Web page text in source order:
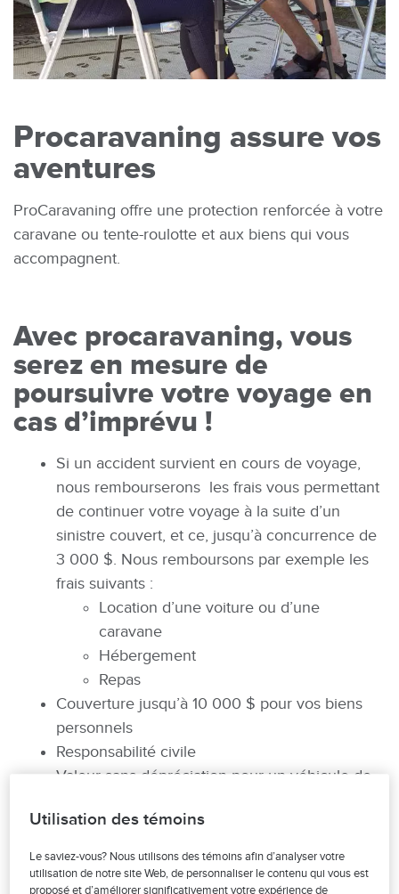
Procaravaning assure vos
aventures
ProCaravaning offre une protection renforcée à votre
caravane ou tente-roulotte et aux biens qui vous
accompagnent.
Avec procaravaning, vous
serez en mesure de
poursuivre votre voyage en
cas d’imprévu !
Si un accident survient en cours de voyage,
nous rembourserons les frais vous permettant
de continuer votre voyage à la suite d’un
sinistre couvert, et ce, jusqu’à concurrence de
3 000 $. Nous remboursons par exemple les
frais suivants :
Location d’une voiture ou d’une
caravane
Hébergement
Repas
Couverture jusqu’à 10 000 $ pour vos biens
personnels
Responsabilité civile
Valeur sans dépréciation pour un véhicule de
Aucune franchise minimale
Pour les véhicules tractés : jusqu’à 5 000 $ de
remboursement pour les frais de rapatriement
Utilisation des témoins
Le saviez-vous? Nous utilisons des témoins afin d’analyser votre
utilisation de notre site Web, de personnaliser le contenu qui vous est
proposé et d’améliorer significativement votre expérience de